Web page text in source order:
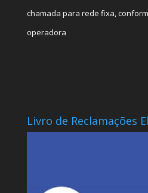
chamada para rede fixa,
operadora
Livro de Reclamações